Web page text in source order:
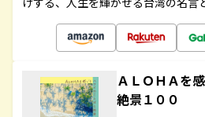
ＡＬＯＨＡを
絶景１００